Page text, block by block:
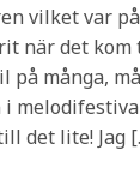
vilket var
när det
på många,
det lite! Jag